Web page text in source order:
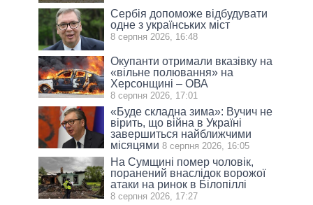
Сербія допоможе відбудувати
одне з українських міст
8 серпня 2026, 16:48
Окупанти отримали вказівку на
«вільне полювання» на
Херсонщині – ОВА
8 серпня 2026, 17:01
«Буде складна зима»: Вучич не
вірить, що війна в Україні
завершиться найближчими
місяцями 8 серпня 2026, 16:05
На Сумщині помер чоловік,
поранений внаслідок ворожої
атаки на ринок в Білопіллі
8 серпня 2026, 17:27